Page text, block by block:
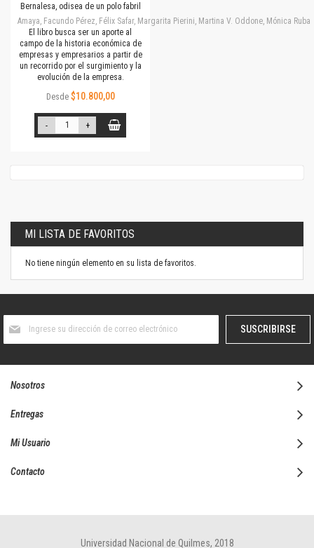
Bernalesa, odisea de un polo fabril
Amaya, Facundo Pérez, Félix Safar, Margarita Pierini, Martina V. Oddone, Mónica
El libro busca ser un aporte al
campo de la historia económica de
empresas y empresarios a partir de
un recorrido por el surgimiento y la
evolución de la empresa.
Desde $10.800,00
- +
MI LISTA DE FAVORITOS
No tiene ningún elemento en su lista de favoritos.
boletín
SUSCRIBIRSE
Nosotros
Entregas
Mi Usuario
Contacto
Universidad Nacional de Quilmes, 2018